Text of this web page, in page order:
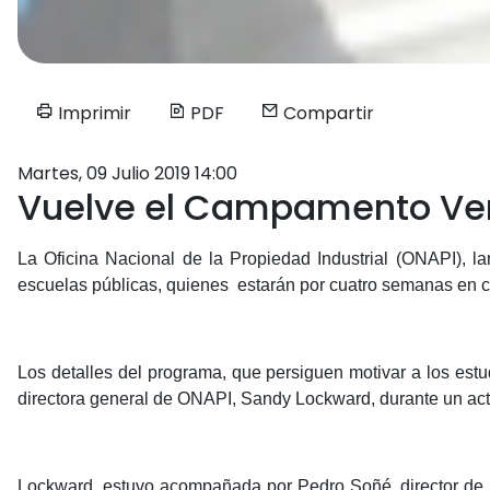
Imprimir PDF Compartir
Martes, 09 Julio 2019 14:00
Vuelve el Campamento
La Oficina Nacional de la Propiedad Industrial (ONAPI),
escuelas públicas, quienes estarán por cuatro semanas en
Los detalles del programa, que persiguen motivar a los
directora general de ONAPI, Sandy Lockward, durante un
Lockward, estuvo acompañada por Pedro Soñé, director